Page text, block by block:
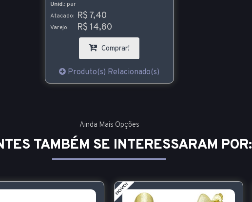
Unid.:par
Atacado: R$ 7,40
Varejo: R$ 14,80
Comprar!
Produto(s) Relacionado(s)
Ainda Mais Opções
TAMBÉM SE INTERESSARAM POR: